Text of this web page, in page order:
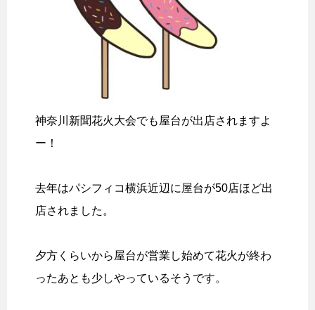
神奈川新聞花火大会でも屋台が出店されますよ
ー！
去年はパシフィコ横浜近辺に屋台が50店ほど出
店されました。
夕方くらいから屋台が営業し始めて花火が終わ
ったあとも少しやっているそうです。